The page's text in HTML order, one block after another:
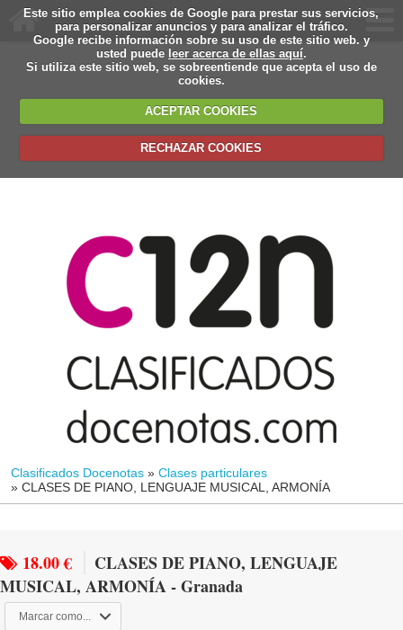
Este sitio emplea cookies de Google para prestar sus servicios,
para personalizar anuncios y para analizar el tráfico.
Google recibe información sobre su uso de este sitio web. y
usted puede leer acerca de ellas aquí.
Si utiliza este sitio web, se sobreentiende que acepta el uso de
cookies.
ACEPTAR COOKIES
RECHAZAR COOKIES
Clasificados Docenotas » Clases particulares
» CLASES DE PIANO, LENGUAJE MUSICAL, ARMONÍA
18.00 €
CLASES DE PIANO, LENGUAJE
MUSICAL, ARMONÍA - Granada
Marcar como...